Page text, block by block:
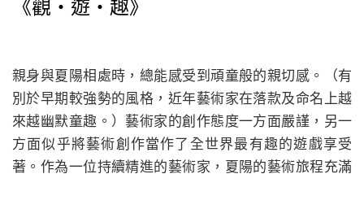
《觀‧遊‧趣》
親身與夏陽相處時，總能感受到頑童般的親切感。（有
別於早期較強勢的風格，近年藝術家在落款及命名上越
來越幽默童趣。）藝術家的創作態度一方面嚴謹，另一
方面似乎將藝術創作當作了全世界最有趣的遊戲享受
著。作為一位持續精進的藝術家，夏陽的藝術旅程充滿